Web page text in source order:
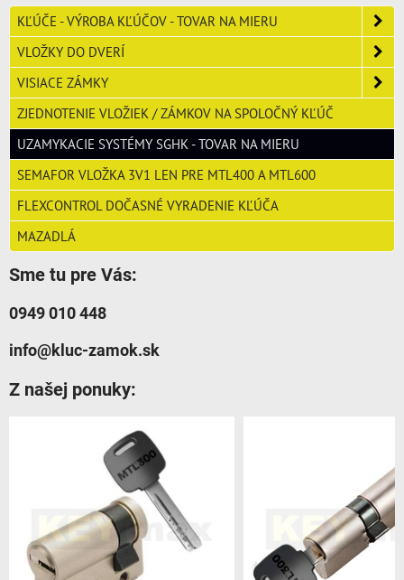
KĽÚČE - VÝROBA KĽÚČOV - TOVAR NA MIERU
VLOŽKY DO DVERÍ
VISIACE ZÁMKY
ZJEDNOTENIE VLOŽIEK / ZÁMKOV NA SPOLOČNÝ KĽÚČ
UZAMYKACIE SYSTÉMY SGHK - TOVAR NA MIERU
SEMAFOR VLOŽKA 3V1 LEN PRE MTL400 A MTL600
FLEXCONTROL DOČASNÉ VYRADENIE KĽÚČA
MAZADLÁ
Sme tu pre Vás:
0949 010 448
info@kluc-zamok.sk
Z našej ponuky: